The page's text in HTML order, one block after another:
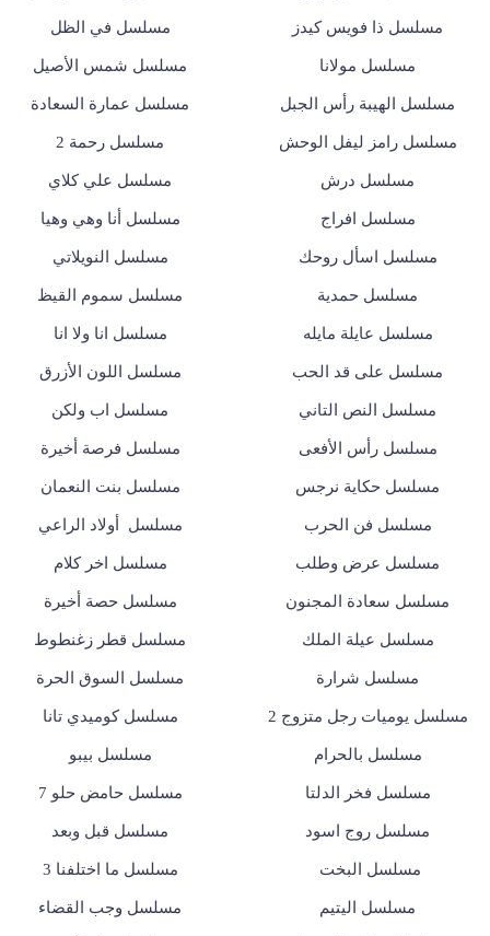
مسلسل ذا فويس كيدز مسلسل في الظل
مسلسل مولانا مسلسل شمس الأصيل
مسلسل الهيبة رأس الجبل مسلسل عمارة السعادة
مسلسل رامز ليفل الوحش مسلسل رحمة 2
مسلسل درش مسلسل علي كلاي
مسلسل افراج مسلسل أنا وهي وهيا
مسلسل اسأل روحك مسلسل النويلاتي
مسلسل حمدية مسلسل سموم القيظ
مسلسل عايلة مايله مسلسل انا ولا انا
مسلسل على قد الحب مسلسل اللون الأزرق
مسلسل النص التاني مسلسل اب ولكن
مسلسل رأس الأفعى مسلسل فرصة أخيرة
مسلسل حكاية نرجس مسلسل بنت النعمان
مسلسل فن الحرب مسلسل أولاد الراعي
مسلسل عرض وطلب مسلسل اخر كلام
مسلسل سعادة المجنون مسلسل حصة أخيرة
مسلسل عيلة الملك مسلسل قطر زغنطوط
مسلسل شرارة مسلسل السوق الحرة
مسلسل يوميات رجل متزوج 2 مسلسل كوميدي تانا
مسلسل بالحرام مسلسل بيبو
مسلسل فخر الدلتا مسلسل حامض حلو 7
مسلسل روج اسود مسلسل قبل وبعد
مسلسل البخت مسلسل ما اختلفنا 3
مسلسل اليتيم مسلسل وجب القضاء